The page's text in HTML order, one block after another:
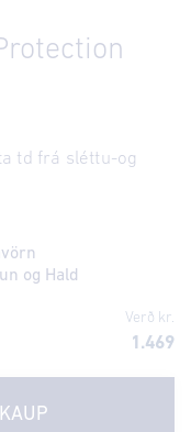
td frá sléttu-og
og Hald
Verð kr.
1.469